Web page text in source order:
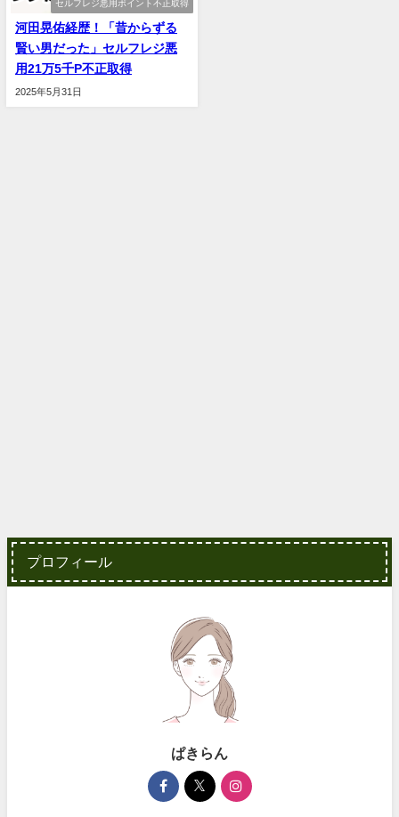
セルフレジ悪用ポイント不正取得
河田晃佑経歴！「昔からずる
賢い男だった」セルフレジ悪
用21万5千P不正取得
2025年5月31日
プロフィール
ぱきらん